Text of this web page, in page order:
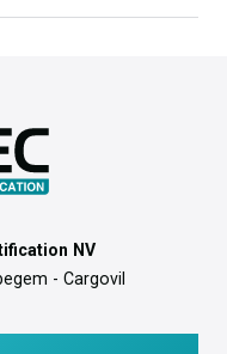
NV
- Cargovil